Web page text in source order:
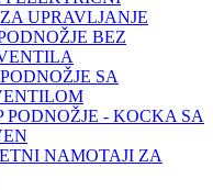
UPRAVLJANJE
BEZ
SA
PODNOŽJE - KOCKA SA
NAMOTAJI ZA